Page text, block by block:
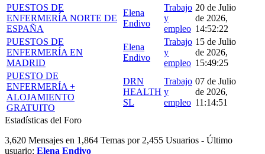
PUESTOS DE
ENFERMERÍA NORTE DE
ESPAÑA
Elena
Endivo
Trabajo
y
empleo
20 de Julio
de 2026,
14:52:22
PUESTOS DE
ENFERMERÍA EN
MADRID
Elena
Endivo
Trabajo
y
empleo
15 de Julio
de 2026,
15:49:25
PUESTO DE
ENFERMERÍA +
ALOJAMIENTO
GRATUITO
DRN
HEALTH
SL
Trabajo
y
empleo
07 de Julio
de 2026,
11:14:51
Estadísticas del Foro
3,620 Mensajes en 1,864 Temas por 2,455 Usuarios - Último
usuario: Elena Endivo